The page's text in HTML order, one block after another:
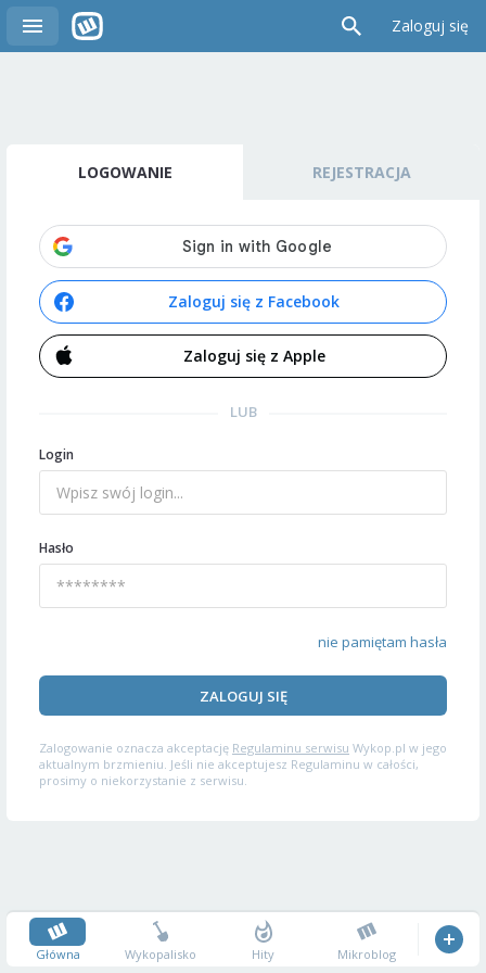
Zaloguj się
LOGOWANIE REJESTRACJA
Zaloguj się z Facebook
Zaloguj się z Apple
LUB
Login
Hasło
nie pamiętam hasła
ZALOGUJ SIĘ
Zalogowanie oznacza akceptację Regulaminu serwisu Wykop.pl w jego
aktualnym brzmieniu. Jeśli nie akceptujesz Regulaminu w całości,
prosimy o niekorzystanie z serwisu.
Główna Wykopalisko Hity Mikroblog